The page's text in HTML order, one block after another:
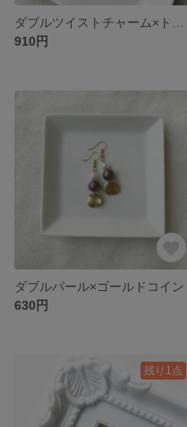
910円
ダブルパール×ゴールドコイン
630円
残り1点